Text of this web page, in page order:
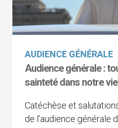
AUDIENCE GÉNÉRALE
Audience générale :
sainteté dans notre
Catéchèse et
de l’audience générale